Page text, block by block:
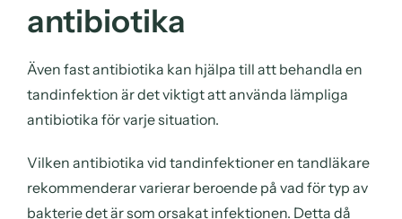
antibiotika
Även fast antibiotika kan hjälpa till att behandla en
tandinfektion är det viktigt att använda lämpliga
antibiotika för varje situation.
Vilken antibiotika vid tandinfektioner en tandläkare
rekommenderar varierar beroende på vad för typ av
bakterie det är som orsakat infektionen. Detta då